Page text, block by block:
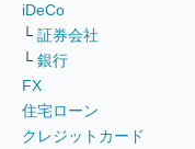
iDeCo
└ 証券会社
└ 銀行
FX
住宅ローン
クレジットカード